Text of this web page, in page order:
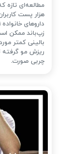
هزار پست
زپ‌باند ممکن
بالینی کمتر
ریزش مو
چربی صورت.